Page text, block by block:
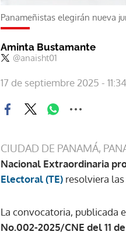
Panameñistas elegirán nueva
Aminta Bustamante
@anaisht01
17 de septiembre 2025 - 11:34
CIUDAD DE PANAMÁ,
Nacional Extraordinaria
Electoral (TE) resolviera
La convocatoria, publicada
No.002-2025/CNE del 11